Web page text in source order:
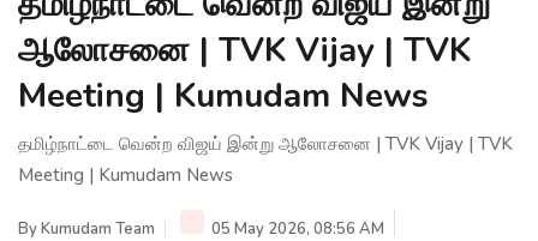
ஆலோசனை | TVK Vijay | TVK
Meeting | Kumudam News
தமிழ்நாட்டை வென்ற விஜய் இன்று ஆலோசனை | TVK Vijay | TVK
Meeting | Kumudam News
ByKumudam Team
05 May 2026, 08:56 AM